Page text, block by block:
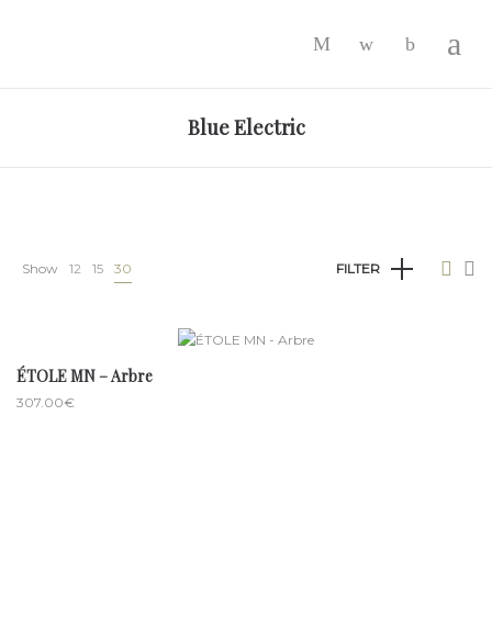
Blue Electric
Show 12 15 30 FILTER
ÉTOLE MN – Arbre
307.00€